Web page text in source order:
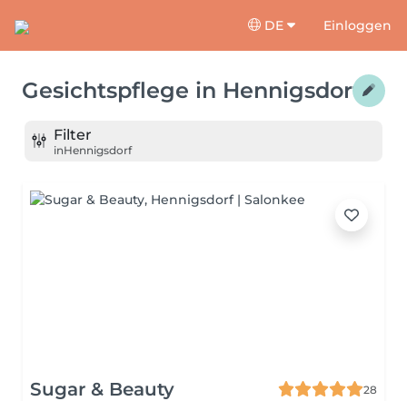
DE Einloggen
Gesichtspflege in Hennigsdorf
Filter
inHennigsdorf
Sugar & Beauty
28